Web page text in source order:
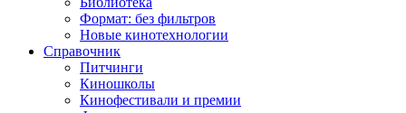
Формат: без фильтров
Новые кинотехнологии
Справочник
Питчинги
Киношколы
Кинофестивали и премии